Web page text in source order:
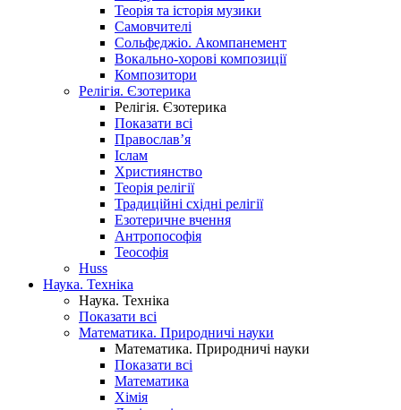
Теорія та історія музики
Самовчителі
Сольфеджіо. Акомпанемент
Вокально-хорові композиції
Композитори
Релігія. Єзотерика
Релігія. Єзотерика
Показати всі
Православ’я
Іслам
Християнство
Теорія релігії
Традиційні східні релігії
Езотеричне вчення
Антропософія
Теософія
Huss
Наука. Техніка
Наука. Техніка
Показати всі
Математика. Природничі науки
Математика. Природничі науки
Показати всі
Математика
Хімія